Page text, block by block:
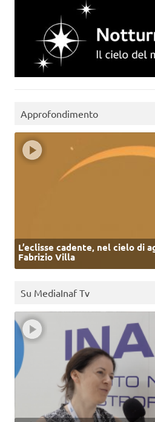
Approfondimento
L’eclisse cadente, nel cielo di
Fabrizio Villa
Su MediaInaf Tv